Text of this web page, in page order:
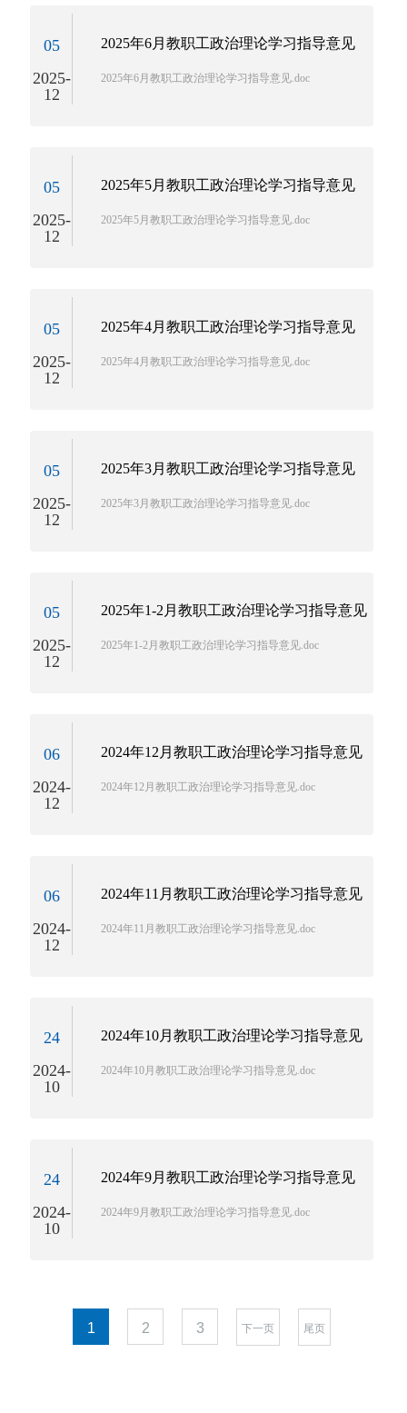
05
2025-
12
2025年6月教职工政治理论学习指导意见
2025年6月教职工政治理论学习指导意见.doc
05
2025-
12
2025年5月教职工政治理论学习指导意见
2025年5月教职工政治理论学习指导意见.doc
05
2025-
12
2025年4月教职工政治理论学习指导意见
2025年4月教职工政治理论学习指导意见.doc
05
2025-
12
2025年3月教职工政治理论学习指导意见
2025年3月教职工政治理论学习指导意见.doc
05
2025-
12
2025年1-2月教职工政治理论学习指导意见
2025年1-2月教职工政治理论学习指导意见.doc
06
2024-
12
2024年12月教职工政治理论学习指导意见
2024年12月教职工政治理论学习指导意见.doc
06
2024-
12
2024年11月教职工政治理论学习指导意见
2024年11月教职工政治理论学习指导意见.doc
24
2024-
10
2024年10月教职工政治理论学习指导意见
2024年10月教职工政治理论学习指导意见.doc
24
2024-
10
2024年9月教职工政治理论学习指导意见
2024年9月教职工政治理论学习指导意见.doc
1 2 3 下一页 尾页